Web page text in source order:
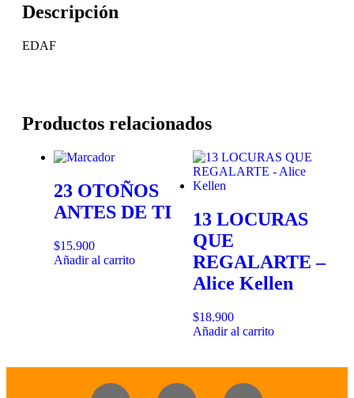
Productos relacionados
23 OTOÑOS
ANTES DE TI
$15.900
Añadir al carrito
13 LOCURAS
QUE
REGALARTE –
Alice Kellen
$18.900
Añadir al carrito
Descripción
EDAF